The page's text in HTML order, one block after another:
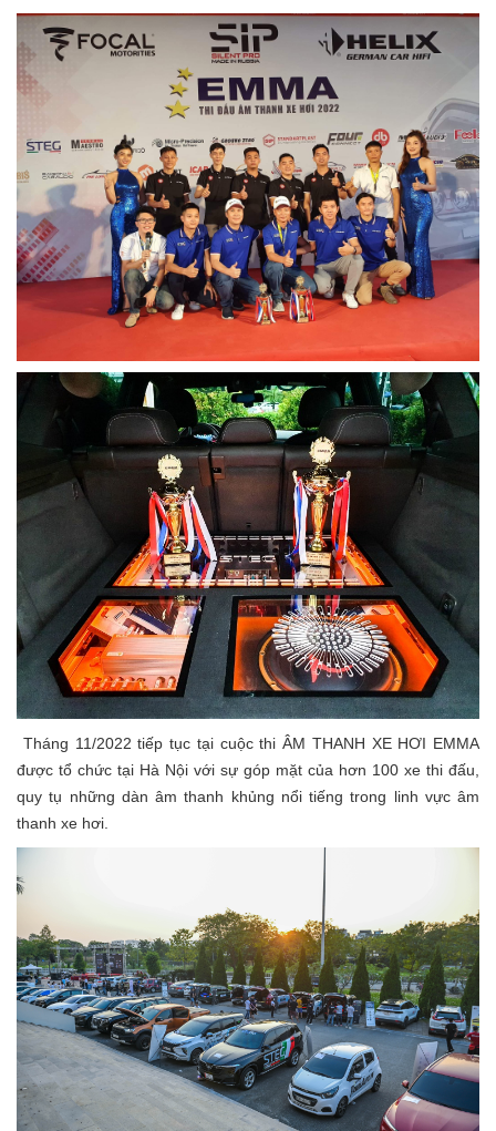
Tháng 11/2022 tiếp tục tại cuộc thi ÂM THANH XE HƠI EMMA
được tổ chức tại Hà Nội với sự góp mặt của hơn 100 xe thi đấu,
quy tụ những dàn âm thanh khủng nổi tiếng trong linh vực âm
thanh xe hơi.